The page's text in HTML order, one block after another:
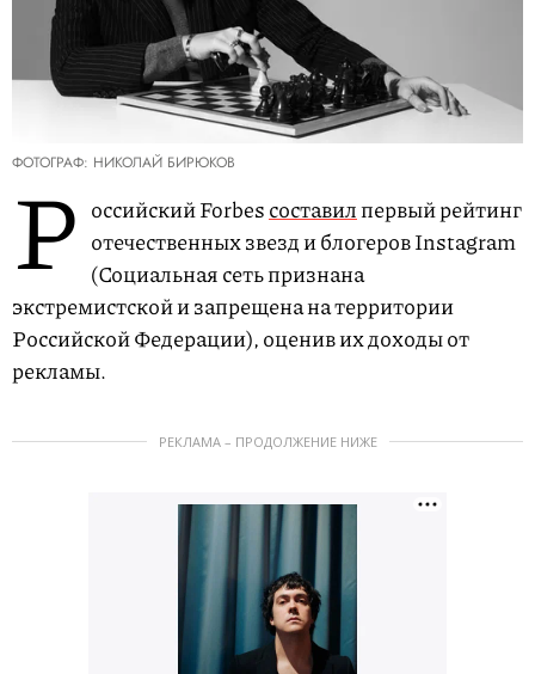
ФОТОГРАФ: НИКОЛАЙ БИРЮКОВ
Р оссийский Forbesсоставилпервый рейтинг
отечественных звезд и блогеров Instagram
(Социальная сеть признана
экстремистской и запрещена на территории
Российской Федерации), оценив их доходы от
рекламы.
РЕКЛАМА – ПРОДОЛЖЕНИЕ НИЖЕ